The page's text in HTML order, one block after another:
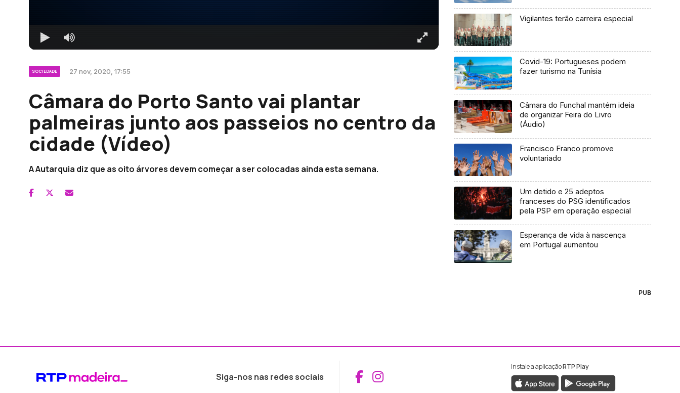
SOCIEDADE 27 nov, 2020, 17:55
Câmara do Porto Santo vai plantar
palmeiras junto aos passeios no centro da
cidade (Vídeo)
A Autarquia diz que as oito árvores devem começar a ser colocadas ainda esta semana.
Vigilantes terão carreira especial
Covid-19: Portugueses podem
fazer turismo na Tunísia
Câmara do Funchal mantém ideia
de organizar Feira do Livro
(Áudio)
Francisco Franco promove
voluntariado
Um detido e 25 adeptos
franceses do PSG identificados
pela PSP em operação especial
Esperança de vida à nascença
em Portugal aumentou
PUB
Siga-nos nas redes sociais Aceder ao Facebook da RTP Madeira
Aceder ao Instagram da RTP Madeira
Instale a aplicaçãoRTP Play